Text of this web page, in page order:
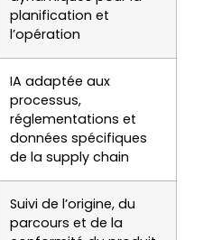
planification et
l’opération
IA adaptée aux
processus,
réglementations et
données spécifiques
de la supply chain
Suivi de l’origine, du
parcours et de la